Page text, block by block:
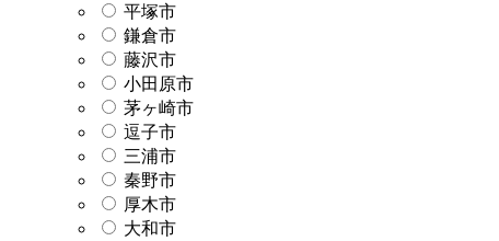
平塚市
鎌倉市
藤沢市
小田原市
茅ヶ崎市
逗子市
三浦市
秦野市
厚木市
大和市